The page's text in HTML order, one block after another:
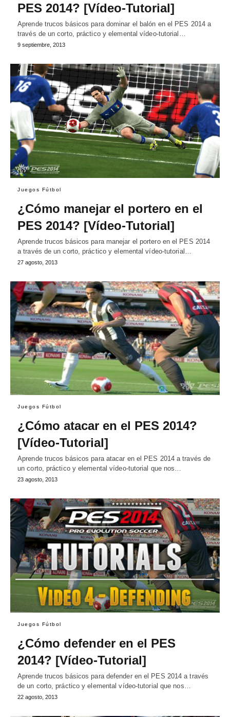
PES 2014? [Vídeo-Tutorial]
Aprende trucos básicos para dominar el balón en el PES 2014 a
través de un corto, práctico y elemental vídeo-tutorial…
9 septiembre, 2013
Juegos Fútbol
¿Cómo manejar el portero en el
PES 2014? [Vídeo-Tutorial]
Aprende trucos básicos para manejar el portero en el PES 2014
a través de un corto, práctico y elemental vídeo-tutorial…
27 agosto, 2013
Juegos Fútbol
¿Cómo atacar en el PES 2014?
[Vídeo-Tutorial]
Aprende trucos básicos para atacar en el PES 2014 a través de
un corto, práctico y elemental vídeo-tutorial que nos…
23 agosto, 2013
Juegos Fútbol
¿Cómo defender en el PES
2014? [Vídeo-Tutorial]
Aprende trucos básicos para defender en el PES 2014 a través
de un corto, práctico y elemental vídeo-tutorial que nos…
22 agosto, 2013